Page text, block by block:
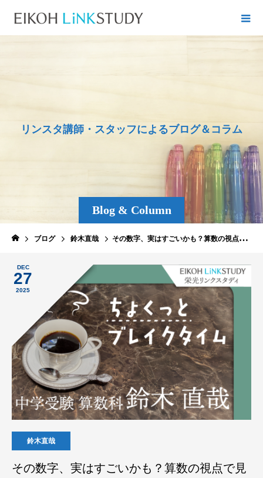
Blog & Column
リ ンスタ講師 ・ スタ ッ フによ るブログ＆ コ ラム
ブログ 鈴木直哉 その数字、実はすごいかも？算数の視点で見る「ラッキーな数字」とは
DEC
27
2025
鈴木直哉
その数字、実はすごいかも？算数の視点で見